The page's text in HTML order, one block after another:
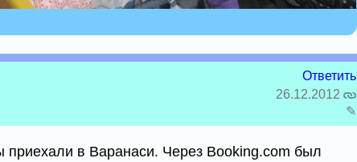
Ответить
26.12.2012
✎
приехали в Варанаси. Через Booking.com был